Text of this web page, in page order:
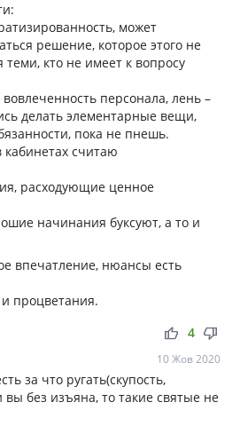
может
решение, которое этого не
теми, кто не имеет к вопросу
персонала, лень –
делать элементарные вещи,
пока не пнешь.
считаю
расходующие ценное
начинания буксуют, а то и
впечатление, нюансы есть
процветания.
thumb_up thumb_down
4
10 Жов 2020
за что ругать(скупость,
вы без изъяна, то такие святые не